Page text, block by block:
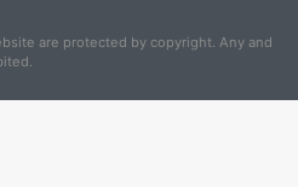
are protected by copyright. Any and